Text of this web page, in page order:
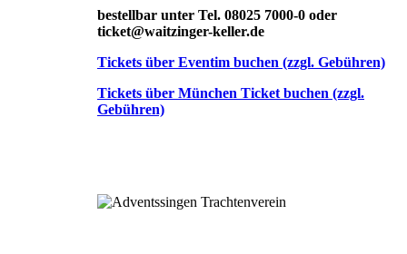
bestellbar unter Tel. 08025 7000-0 oder
ticket@waitzinger-keller.de
Tickets über Eventim buchen (zzgl. Gebühren)
Tickets über München Ticket buchen (zzgl.
Gebühren)